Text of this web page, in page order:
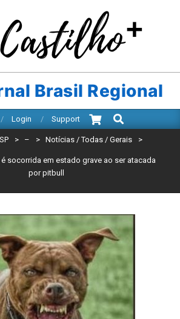
Brasil Regional
Login Support
Search
> – > Notícias / Todas / Gerais >
socorrida em estado grave ao ser atacada
por pitbull